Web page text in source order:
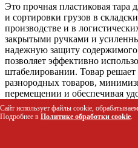
Это прочная пластиковая тара
и сортировки грузов в
производстве и в
закрытыми ручками и
надежную защиту
позволяет эффективно
штабелировании. Товар
разнородных товаров,
перемещении и обеспечивая
Кому подойдет товар
Сайт использует файлы cookie,
Подробнее в Политике обработки cookie.